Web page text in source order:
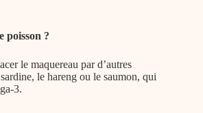
poisson ?
le maquereau par d’autres
le hareng ou le saumon, qui
3.